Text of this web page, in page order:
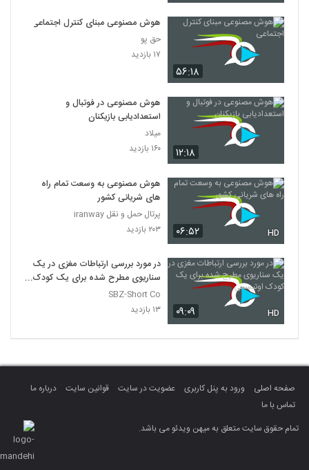
۵۶:۱۸
هوش مصنوعی مبنای کنترل‌ اجتماعی
حق پو
۱۷ بازدید
۱۲:۱۸
هوش مصنوعی در فوتبال و
استعدادیابی بازیکنان
میلاد
۱۶۰ بازدید
۰۶:۵۲ HD
هوش مصنوعی به وسعت تمام راه
های شریانی کشور
پرتال حمل و نقل iranway
۲۰۳ بازدید
۰۹:۰۹ HD
در مورد بررسی ارتباطات مغزی در یک
سناریوی مطرح شده برای یک کودک
اوتیسمی
SBZ-Short Co
۱۳ بازدید
صفحه اصلی ورود به پنل کاربری عضویت در سایت قوانین سایت
درباره ما
تماس با ما
تمام حقوق سایت متعلق به میهن ویدئو می باشد.